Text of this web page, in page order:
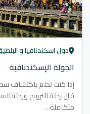
دول اسكندنافيا و
الجولة الإسكندنافية
إذا كنت تحلم باكتشاف
فإن رحلة النرويج ورحلة
متكاملة…